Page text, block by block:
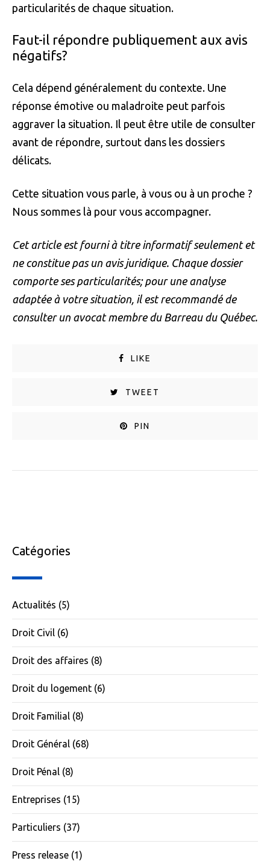
particularités de chaque situation.
Faut-il répondre publiquement aux avis
négatifs?
Cela dépend généralement du contexte. Une
réponse émotive ou maladroite peut parfois
aggraver la situation. Il peut être utile de consulter
avant de répondre, surtout dans les dossiers
délicats.
Cette situation vous parle, à vous ou à un proche ?
Nous sommes là pour vous accompagner.
Cet article est fourni à titre informatif seulement et
ne constitue pas un avis juridique. Chaque dossier
comporte ses particularités; pour une analyse
adaptée à votre situation, il est recommandé de
consulter un avocat membre du Barreau du Québec.
LIKE
TWEET
PIN
Catégories
Actualités (5)
Droit Civil (6)
Droit des affaires (8)
Droit du logement (6)
Droit Familial (8)
Droit Général (68)
Droit Pénal (8)
Entreprises (15)
Particuliers (37)
Press release (1)